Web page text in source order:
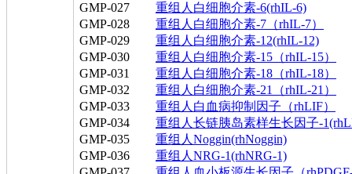
GMP-027
重组人白细胞介素-6(rhIL-6)
GMP-028
重组人白细胞介素-7（rhIL-7）
GMP-029
重组人白细胞介素-12(rhIL-12)
GMP-030
重组人白细胞介素-15（rhIL-15）
GMP-031
重组人白细胞介素-18（rhIL-18）
GMP-032
重组人白细胞介素-21（rhIL-21）
GMP-033
重组人白血病抑制因子（rhLIF）
GMP-034
重组人长链胰岛素样生长因子-
GMP-035
重组人Noggin(rhNoggin)
GMP-036
重组人NRG-1(rhNRG-1)